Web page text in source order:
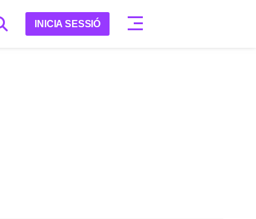
INICIA SESSIÓ